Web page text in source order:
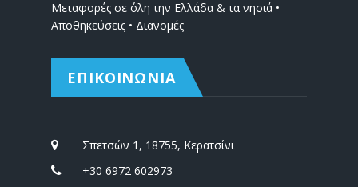
Μεταφορές σε όλη την Ελλάδα & τα νησιά •
Αποθηκεύσεις • Διανομές
ΕΠΙΚΟΙΝΩΝΙΑ
Σπετσών 1, 18755, Κερατσίνι
+30 6972 602973